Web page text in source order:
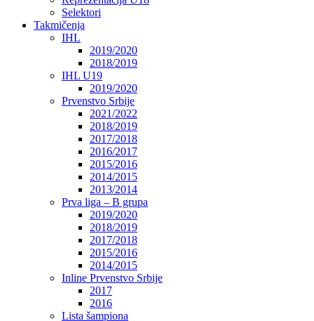
Selektori
Takmičenja
IHL
2019/2020
2018/2019
IHL U19
2019/2020
Prvenstvo Srbije
2021/2022
2018/2019
2017/2018
2016/2017
2015/2016
2014/2015
2013/2014
Prva liga – B grupa
2019/2020
2018/2019
2017/2018
2015/2016
2014/2015
Inline Prvenstvo Srbije
2017
2016
Lista šampiona